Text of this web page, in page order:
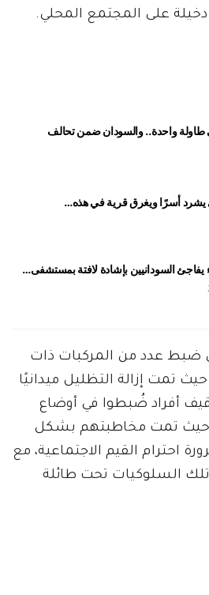
على المجتمع المحلي.
طاولة واحدة.. والسودان ضمن تحالف
يشرد أسرًا ويغرق قرية في هذه…
يفاجئ السودانيين بإشادة لافتة بمستشفى…
ضبط عدد من المركبات ذات
حيث تمت إزالة التظليل ميدانيًا
أفراد ضُبطوا في أوضاع
حيث تمت مخاطبتهم بشكل
احترام القيم الاجتماعية، مع
السلوكيات تحت طائلة